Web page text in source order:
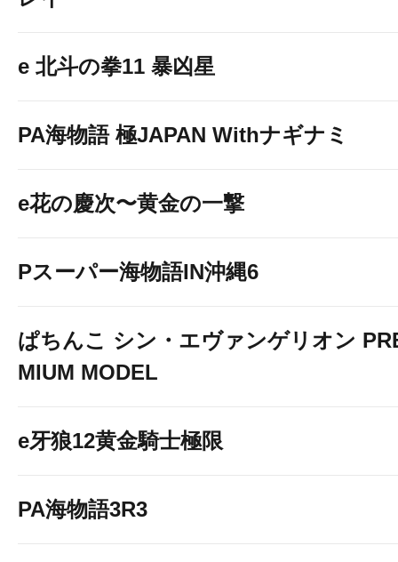
e 北斗の拳11 暴凶星
PA海物語 極JAPAN Withナギナミ
e花の慶次〜黄金の一撃
Pスーパー海物語IN沖縄6
ぱちんこ シン・エヴァンゲリオン
MIUM MODEL
e牙狼12黄金騎士極限
PA海物語3R3